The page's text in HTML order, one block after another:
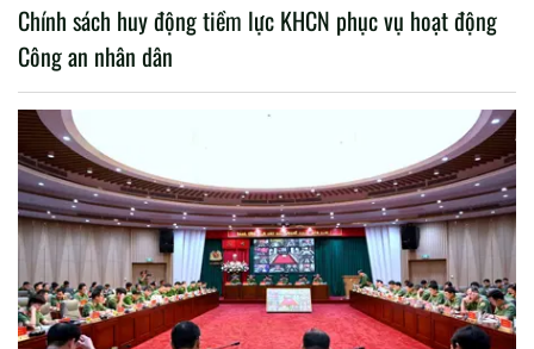
Chính sách huy động tiềm lực KHCN phục vụ hoạt động
Công an nhân dân